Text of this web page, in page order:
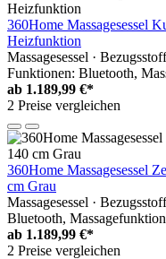
360Home Massagesessel
Heizfunktion
Massagesessel ·
Funktionen: Bluetooth,
ab 1.189,99 €*
2 Preise vergleichen
360Home Massagesessel
cm Grau
Massagesessel ·
Bluetooth,
ab 1.189,99 €*
2 Preise vergleichen